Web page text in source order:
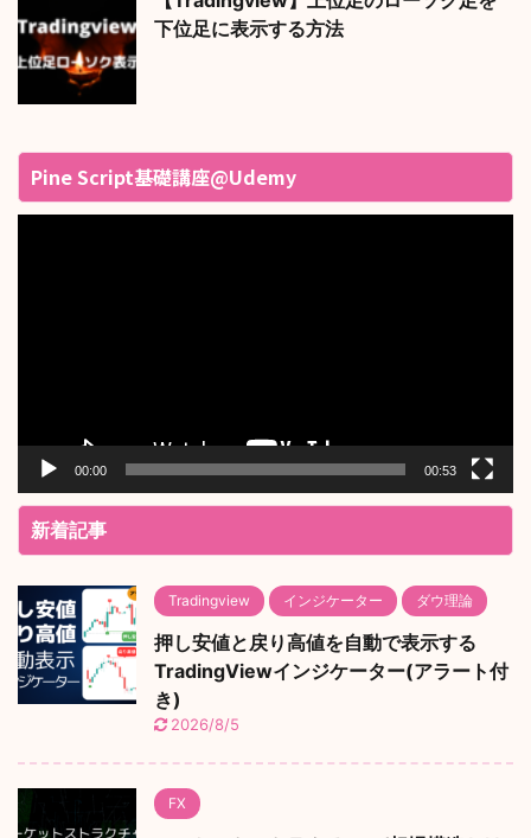
下位足に表示する方法
Pine Script基礎講座@Udemy
00:00 00:53
新着記事
Tradingview インジケーター ダウ理論
押し安値と戻り高値を自動で表示する
TradingViewインジケーター(アラート付
き)
2026/8/5
FX